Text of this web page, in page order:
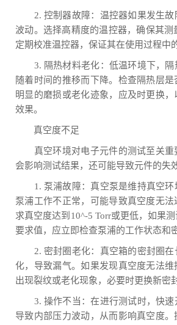
2. 控制器故障：温控器如果发生故
波动。选择高精度的温控器，确保其测
定期校准温控器，保证其在使用过程中
3. 隔热材料老化：低温环境下，隔
随着时间的推移而下降。检查隔热层
明显的磨损或老化迹象，应及时更换
效果。
真空度不足
真空环境对电子元件的测试至关重
会影响测试结果，还可能导致元件的失
1. 泵浦故障：真空泵是维持真空环
泵浦工作不正常，可能导致真空度无
求真空度达到10^-5 Torr或更低，如果
要求值，应立即检查泵浦的工作状态和
2. 密封圈老化：真空箱的密封圈在
化，导致漏气。如果发现真空度无法
出现裂纹或老化现象，必要时更换新密
3. 操作不当：在进行测试时，快速
导致内部压力波动，从而影响真空度。